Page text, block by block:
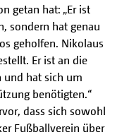
getan hat: „Er ist
sondern hat genau
geholfen. Nikolaus
Er ist an die
und hat sich um
benötigten.“
dass sich sowohl
Fußballverein über